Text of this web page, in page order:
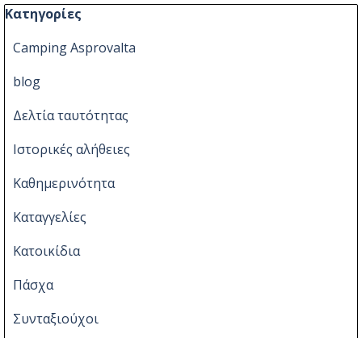
Παράλειψη μπλόκ Κατηγορίες
Κατηγορίες
Camping Asprovalta
blog
Δελτία ταυτότητας
Ιστορικές αλήθειες
Καθημερινότητα
Καταγγελίες
Κατοικίδια
Πάσχα
Συνταξιούχοι